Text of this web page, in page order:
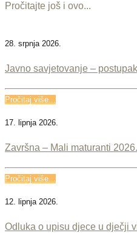
Pročitajte još i ovo...
28. srpnja 2026.
Javno savjetovanje –
Pročitaj više...
17. lipnja 2026.
Završna – Mali maturanti 2026.
Pročitaj više...
12. lipnja 2026.
Odluka o upisu djece u dječji